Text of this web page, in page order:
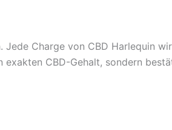
Jede Charge von CBD Harlequin
CBD-Gehalt, sondern